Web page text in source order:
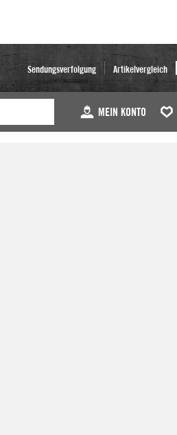
Sendungsverfolgung Artikelvergleich
MEIN KONTO